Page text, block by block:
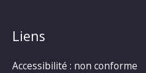
Liens
Accessibilité : non conforme